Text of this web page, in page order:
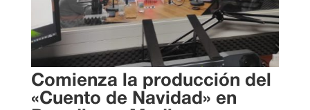
Comienza la producción del
«Cuento de Navidad» en